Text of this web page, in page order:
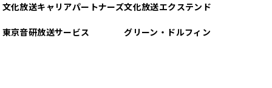
文化放送キャリアパートナーズ
東京音研放送サービス
文化放送エクステンド
グリーン・ドルフィン